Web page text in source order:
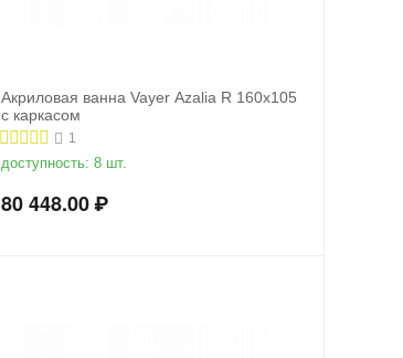
Акриловая ванна Vayer Azalia R 160x105
с каркасом
1
доступность: 8 шт.
80 448.00₽